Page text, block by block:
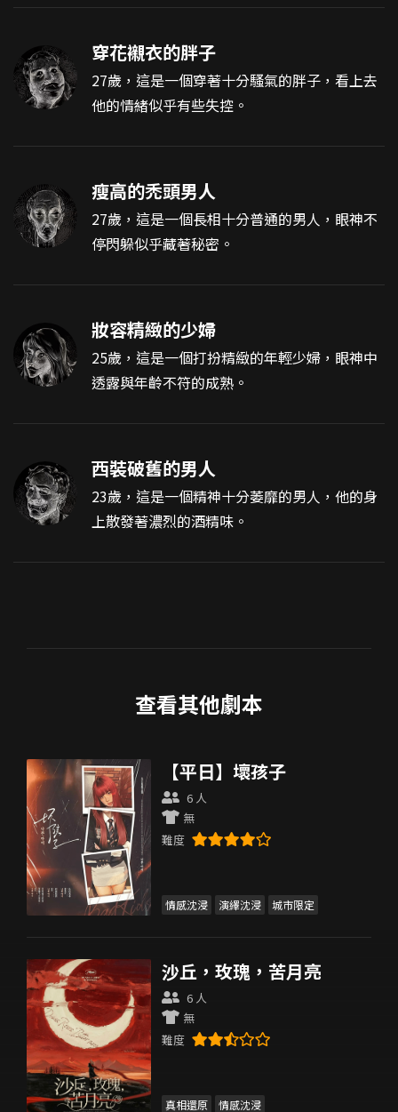
穿花襯衣的胖子
27歲，這是一個穿著十分騷氣的胖子，看上去
他的情緒似乎有些失控。
瘦高的禿頭男人
27歲，這是一個長相十分普通的男人，眼神不
停閃躲似乎藏著秘密。
妝容精緻的少婦
25歲，這是一個打扮精緻的年輕少婦，眼神中
透露與年齡不符的成熟。
西裝破舊的男人
23歲，這是一個精神十分萎靡的男人，他的身
上散發著濃烈的酒精味。
查看其他劇本
【平日】壞孩子
6 人
無
難度
情感沈浸 演繹沈浸 城市限定
沙丘，玫瑰，苦月亮
6 人
無
難度
真相還原 情感沈浸